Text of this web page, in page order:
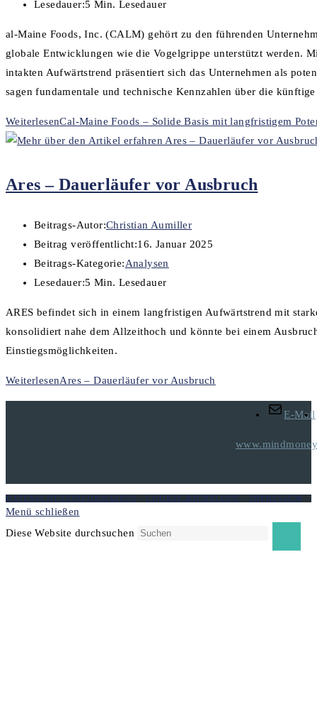
Lesedauer:5 Min. Lesedauer
al-Maine Foods, Inc. (CALM) gehört zu den führenden
globale Entwicklungen wie die Vogelgrippe unterstützt werden.
intakten Aufwärtstrend präsentiert sich das Unternehmen als
sagen fundamentale und technische Kennzahlen über die
WeiterlesenCal-Maine Foods – Solide Basis mit langfristigem
Ares – Dauerläufer vor Ausbruch
Beitrags-Autor:Christian Aumiller
Beitrag veröffentlicht:16. Januar 2025
Beitrags-Kategorie:Analysen
Lesedauer:5 Min. Lesedauer
ARES befindet sich in einem langfristigen Aufwärtstrend mit
konsolidiert nahe dem Allzeithoch und könnte bei einem
Einstiegsmöglichkeiten.
WeiterlesenAres – Dauerläufer vor Ausbruch
E-Mail
DATENSCHUTZINFORMATION - COOKIE-RICHTLINIE - IMPRESSUM
Menü schließen
Diese Website durchsuchen